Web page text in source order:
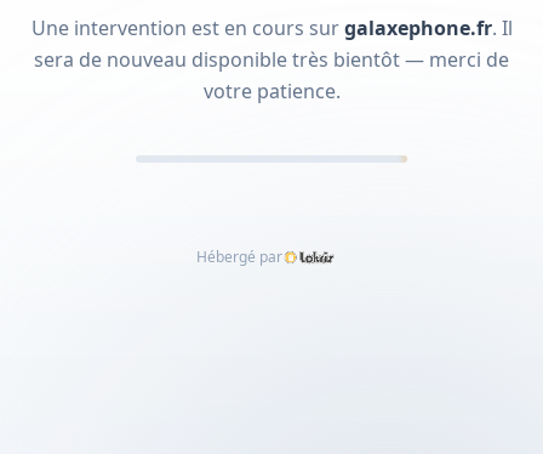
Une intervention est en cours surgalaxephone.fr. Il
sera de nouveau disponible très bientôt — merci de
votre patience.
Hébergé par